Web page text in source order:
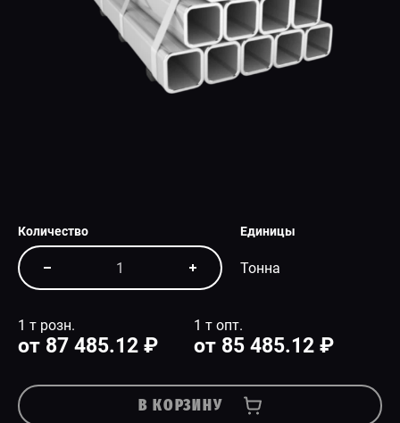
СПЕЦПРЕДЛОЖЕНИЕ
Количество Единицы
Тонна
1 т розн.
от 87 485.12 ₽
1 т опт.
от 85 485.12 ₽
В КОРЗИНУ